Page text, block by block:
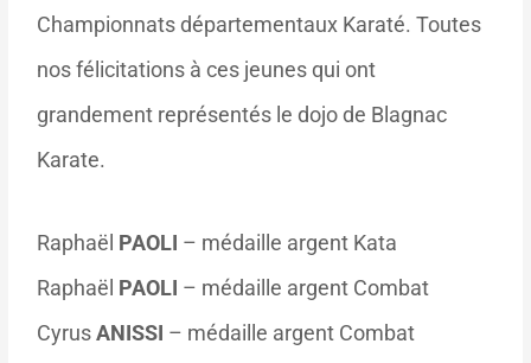
Championnats départementaux Karaté. Toutes
nos félicitations à ces jeunes qui ont
grandement représentés le dojo de Blagnac
Karate.
Raphaël PAOLI – médaille argent Kata
Raphaël PAOLI – médaille argent Combat
CyrusANISSI – médaille argent Combat